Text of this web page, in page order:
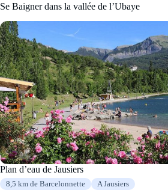
Se Baigner dans la vallée de l’Ubaye
Plan d’eau de Jausiers
8,5 km de Barcelonnette A Jausiers